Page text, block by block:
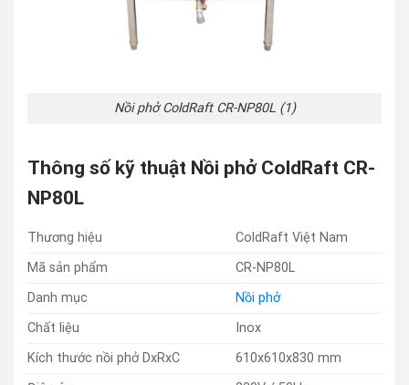
Nồi phở ColdRaft CR-NP80L (1)
Thông số kỹ thuật Nồi phở ColdRaft CR-
NP80L
Thương hiệu
ColdRaft Việt Nam
Mã sản phẩm
CR-NP80L
Danh mục
Nồi phở
Chất liệu
Inox
Kích thước nồi phở DxRxC
610x610x830 mm